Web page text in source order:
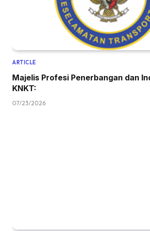
ARTICLE
Majelis Profesi Penerbangan dan
KNKT:
07/23/2026